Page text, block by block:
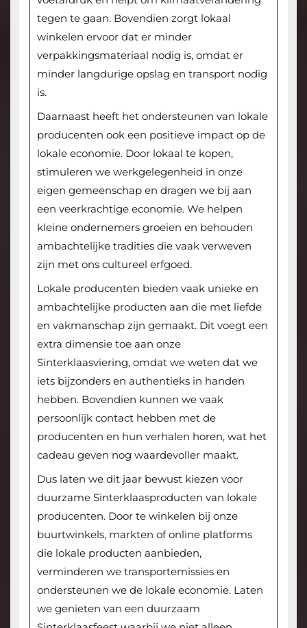
tegen te gaan. Bovendien zorgt lokaal
winkelen ervoor dat er minder
verpakkingsmateriaal nodig is, omdat er
minder langdurige opslag en transport nodig
is.
Daarnaast heeft het ondersteunen van lokale
producenten ook een positieve impact op de
lokale economie. Door lokaal te kopen,
stimuleren we werkgelegenheid in onze
eigen gemeenschap en dragen we bij aan
een veerkrachtige economie. We helpen
kleine ondernemers groeien en behouden
ambachtelijke tradities die vaak verweven
zijn met ons cultureel erfgoed.
Lokale producenten bieden vaak unieke en
ambachtelijke producten aan die met liefde
en vakmanschap zijn gemaakt. Dit voegt een
extra dimensie toe aan onze
Sinterklaasviering, omdat we weten dat we
iets bijzonders en authentieks in handen
hebben. Bovendien kunnen we vaak
persoonlijk contact hebben met de
producenten en hun verhalen horen, wat het
cadeau geven nog waardevoller maakt.
Dus laten we dit jaar bewust kiezen voor
duurzame Sinterklaasproducten van lokale
producenten. Door te winkelen bij onze
buurtwinkels, markten of online platforms
die lokale producten aanbieden,
verminderen we transportemissies en
ondersteunen we de lokale economie. Laten
we genieten van een duurzaam